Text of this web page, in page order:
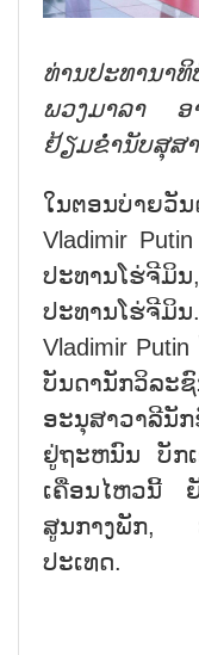
ທ່ານປະທານາທິ
ພວງມາລາ ອ
ຢ້ຽມຂ່ຳນັບສຸສ
ໃນຕອນບ່າຍວັ
Vladimir
ປະທານໂຮ່ຈີ
ປະທານໂຮ່ຈີມິ
Vladimir
ບັນດານັກວິລະ
ອະນຸສາວາລີນັ
ຢູ່ຖະຫນົນ ບັກ
ເຄື່ອນໄຫວນີ້
ສູນກາງພັກ,
ປະເທດ.